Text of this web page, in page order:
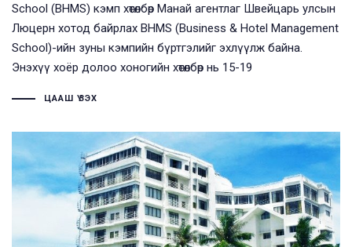
School (BHMS) кэмп хөтөлбөр Манай агентлаг Швейцарь улсын
Люцерн хотод байрлах BHMS (Business & Hotel Management
School)-ийн зуны кэмпийн бүртгэлийг эхлүүлж байна.
Энэхүү хоёр долоо хоногийн хөтөлбөр нь 15-19
ЦААШ ҮЗЭХ